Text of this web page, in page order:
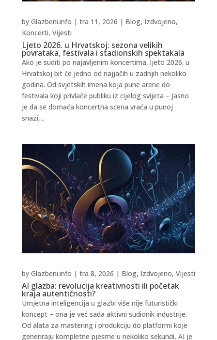
Ljeto 2026. u Hrvatskoj: sezona velikih
povrataka, festivala i stadionskih spektakala
by Glazbeni.info | tra 11, 2026 | Blog, Izdvojeno,
Koncerti, Vijesti
Ako je suditi po najavljenim koncertima, ljeto 2026. u
Hrvatskoj bit će jedno od najjačih u zadnjih nekoliko
godina. Od svjetskih imena koja pune arene do
festivala koji privlače publiku iz cijelog svijeta – jasno
je da se domaća koncertna scena vraća u punoj
snazi,...
AI glazba: revolucija kreativnosti ili početak
kraja autentičnosti?
by Glazbeni.info | tra 8, 2026 | Blog, Izdvojeno, Vijesti
Umjetna inteligencija u glazbi više nije futuristički
koncept – ona je već sada aktivni sudionik industrije.
Od alata za mastering i produkciju do platformi koje
generiraju kompletne pjesme u nekoliko sekundi, AI je